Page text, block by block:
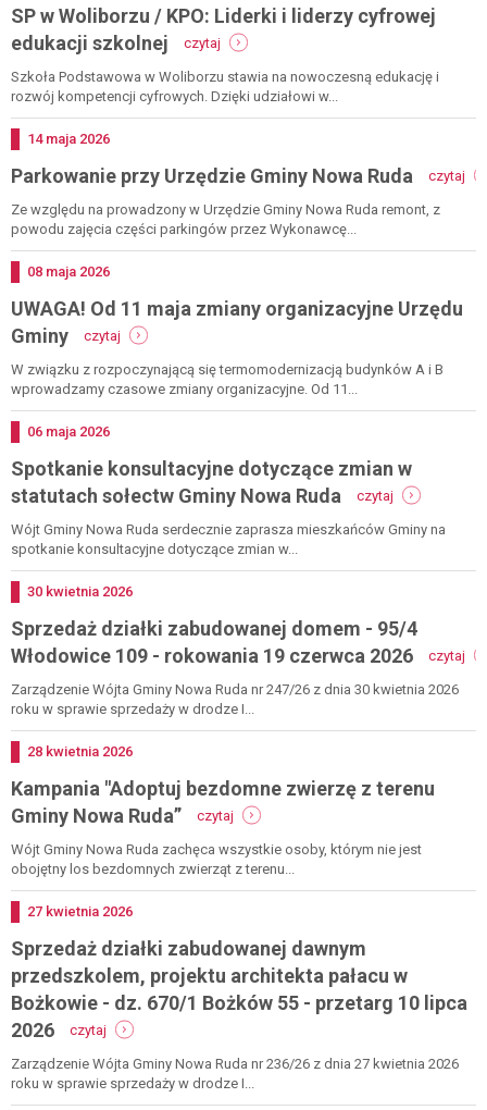
zabaw
czerwieńczyce
SP w Woliborzu / KPO: Liderki i liderzy cyfrowej
edukacji szkolnej
czytaj
sp
w
woliborzu
i
cyfrowej
edukacji
szkolnej
Szkoła Podstawowa w Woliborzu stawia na nowoczesną edukację i
rozwój kompetencji cyfrowych. Dzięki udziałowi w...
Dodano
14 maja 2026
Parkowanie przy Urzędzie Gminy Nowa Ruda czytaj
Ze względu na prowadzony w Urzędzie Gminy Nowa Ruda remont, z
powodu zajęcia części parkingów przez Wykonawcę...
Dodano
08 maja 2026
UWAGA! Od 11 maja zmiany organizacyjne Urzędu
Gminy
czytaj
uwaga!
od
11
urzędu
gminy
W związku z rozpoczynającą się termomodernizacją budynków A i B
wprowadzamy czasowe zmiany organizacyjne. Od 11...
Dodano
06 maja 2026
Spotkanie konsultacyjne dotyczące zmian w
statutach sołectw Gminy Nowa Ruda
czytaj
spotkanie
konsultacyjne
sołectw
nowa
ruda
Wójt Gminy Nowa Ruda serdecznie zaprasza mieszkańców Gminy na
spotkanie konsultacyjne dotyczące zmian w...
Dodano
30 kwietnia 2026
Sprzedaż działki zabudowanej domem - 95/4
Włodowice 109 - rokowania 19 czerwca 2026
czytaj
Zarządzenie Wójta Gminy Nowa Ruda nr 247/26 z dnia 30 kwietnia 2026
roku w sprawie sprzedaży w drodze I...
Dodano
28 kwietnia 2026
Kampania "Adoptuj bezdomne zwierzę z terenu
Gminy Nowa Ruda”
czytaj
kampania
"adoptuj
bezdomne
gminy
nowa
ruda”
Wójt Gminy Nowa Ruda zachęca wszystkie osoby, którym nie jest
obojętny los bezdomnych zwierząt z terenu...
Dodano
27 kwietnia 2026
Sprzedaż działki zabudowanej dawnym
przedszkolem, projektu architekta pałacu w
Bożkowie - dz. 670/1 Bożków 55 - przetarg 10 lipca
2026
czytaj
sprzedaż
działki
zabudowanej
Zarządzenie Wójta Gminy Nowa Ruda nr 236/26 z dnia 27 kwietnia 2026
roku w sprawie sprzedaży w drodze I...